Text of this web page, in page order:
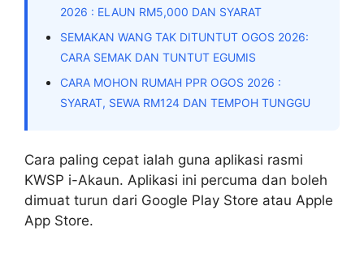
2026 : ELAUN RM5,000 DAN SYARAT
SEMAKAN WANG TAK DITUNTUT OGOS 2026:
CARA SEMAK DAN TUNTUT EGUMIS
CARA MOHON RUMAH PPR OGOS 2026 :
SYARAT, SEWA RM124 DAN TEMPOH TUNGGU
Cara paling cepat ialah guna aplikasi rasmi
KWSP i-Akaun. Aplikasi ini percuma dan boleh
dimuat turun dari Google Play Store atau Apple
App Store.